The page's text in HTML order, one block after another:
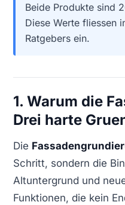
Beide Produkte sind
Diese Werte fliessen
Ratgebers ein.
1. Warum die
Drei harte
Die
Schritt, sondern die
Altuntergrund und
Funktionen, die kein